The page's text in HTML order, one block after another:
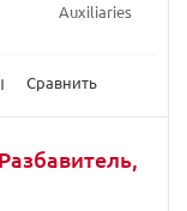
Auxiliaries
Сравнить